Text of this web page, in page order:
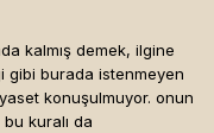
kalmış demek, ilgine
gibi burada istenmeyen
konuşulmuyor. onun
kuralı da